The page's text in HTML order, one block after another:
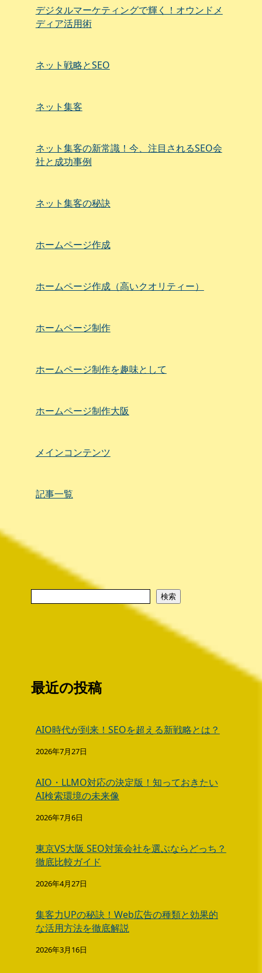
デジタルマーケティングで輝く！オウンドメ
ディア活用術
ネット戦略とSEO
ネット集客
ネット集客の新常識！今、注目されるSEO会
社と成功事例
ネット集客の秘訣
ホームページ作成
ホームページ作成（高いクオリティー）
ホームページ制作
ホームページ制作を趣味として
ホームページ制作大阪
メインコンテンツ
記事一覧
検索
最近の投稿
AIO時代が到来！SEOを超える新戦略とは？
2026年7月27日
AIO・LLMO対応の決定版！知っておきたい
AI検索環境の未来像
2026年7月6日
東京VS大阪 SEO対策会社を選ぶならどっち？
徹底比較ガイド
2026年4月27日
集客力UPの秘訣！Web広告の種類と効果的
な活用方法を徹底解説
2026年3月16日